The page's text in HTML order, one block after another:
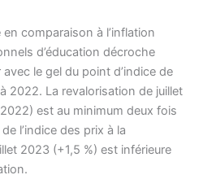
comparaison à l’inflation
d’éducation décroche
le gel du point d’indice de
2022. La revalorisation de juillet
est au minimum deux fois
l’indice des prix à la
2023 (+1,5 %) est inférieure